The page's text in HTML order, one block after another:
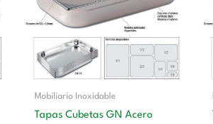
Mobiliario Inoxidable
Tapas Cubetas GN Acero